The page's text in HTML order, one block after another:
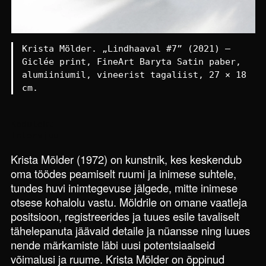
Krista Mölder. „Lindhaaval #7” (2021) –
Giclée print, FineArt Baryta Satin paber,
alumiiniumil, vineerist tagaliist, 27 × 18
cm.
Krista Mölder (1972) on kunstnik, kes keskendub
oma töödes peamiselt ruumi ja inimese suhtele,
tundes huvi inimtegevuse jälgede, mitte inimese
otsese kohalolu vastu. Möldrile on omane vaatleja
positsioon, registreerides ja tuues esile tavaliselt
tähelepanuta jäävaid detaile ja nüansse ning luues
nende märkamiste läbi uusi potentsiaalseid
võimalusi ja ruume. Krista Mölder on õppinud